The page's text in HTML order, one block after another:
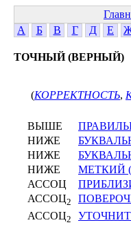
А
Б В Г Д Е
ТОЧНЫЙ (ВЕРНЫЙ)
(КОРРЕКТНОСТЬ,
ВЫШЕ
НИЖЕ
НИЖЕ
НИЖЕ
МЕТКИЙ
АССОЦ
АССОЦ2
АССОЦ2